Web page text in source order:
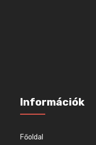
Információk
Főoldal